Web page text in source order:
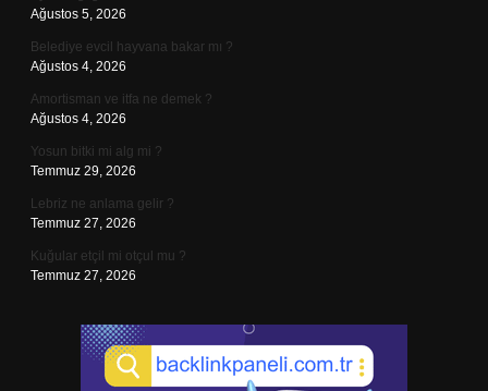
Ağustos 5, 2026
Belediye evcil hayvana bakar mı ?
Ağustos 4, 2026
Amortisman ve itfa ne demek ?
Ağustos 4, 2026
Yosun bitki mi alg mi ?
Temmuz 29, 2026
Lebriz ne anlama gelir ?
Temmuz 27, 2026
Kuğular etçil mi otçul mu ?
Temmuz 27, 2026